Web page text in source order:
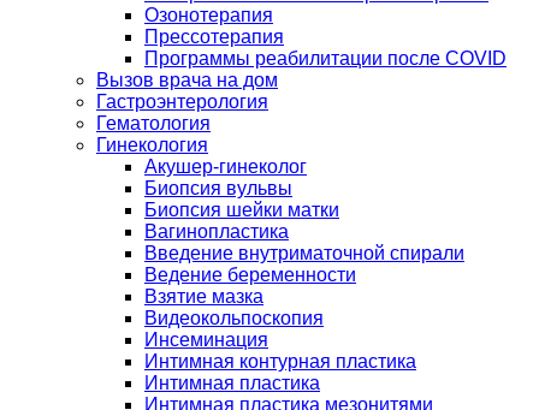
Озонотерапия
Прессотерапия
Программы реабилитации после СOVID
Вызов врача на дом
Гастроэнтерология
Гематология
Гинекология
Акушер-гинеколог
Биопсия вульвы
Биопсия шейки матки
Вагинопластика
Введение внутриматочной спирали
Ведение беременности
Взятие мазка
Видеокольпоскопия
Инсеминация
Интимная контурная пластика
Интимная пластика
Интимная пластика мезонитями